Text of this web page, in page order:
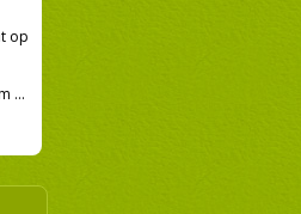
op
...